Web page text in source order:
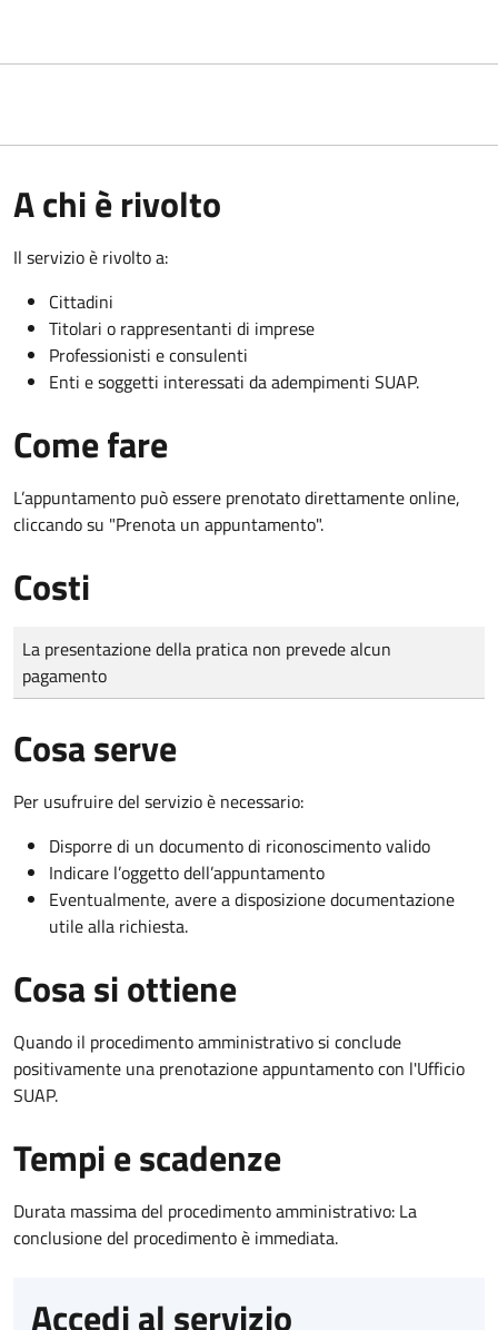
A chi è rivolto
Il servizio è rivolto a:
Cittadini
Titolari o rappresentanti di imprese
Professionisti e consulenti
Enti e soggetti interessati da adempimenti SUAP.
Come fare
L’appuntamento può essere prenotato direttamente online,
cliccando su "Prenota un appuntamento".
Costi
Tipo di pagamento
Importo
La presentazione della pratica non prevede alcun
pagamento
Cosa serve
Per usufruire del servizio è necessario:
Disporre di un documento di riconoscimento valido
Indicare l’oggetto dell’appuntamento
Eventualmente, avere a disposizione documentazione
utile alla richiesta.
Cosa si ottiene
Quando il procedimento amministrativo si conclude
positivamente una prenotazione appuntamento con l'Ufficio
SUAP.
Tempi e scadenze
Durata massima del procedimento amministrativo: La
conclusione del procedimento è immediata.
Accedi al servizio